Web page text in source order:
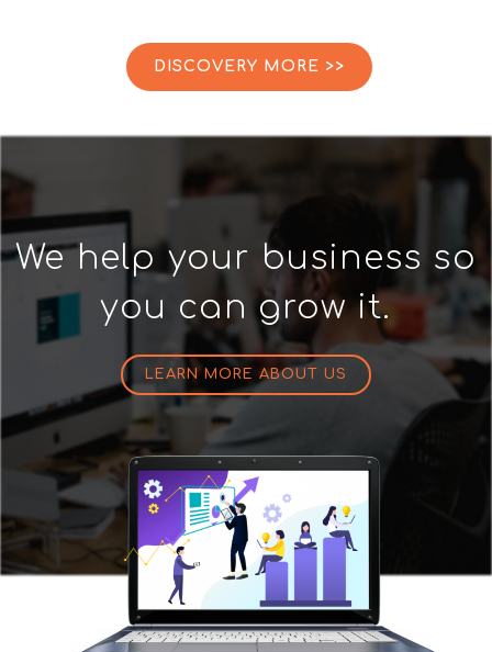
DISCOVERY MORE >>
We help your business so
you can grow it.
LEARN MORE ABOUT US